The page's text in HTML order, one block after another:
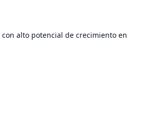
alto potencial de crecimiento en